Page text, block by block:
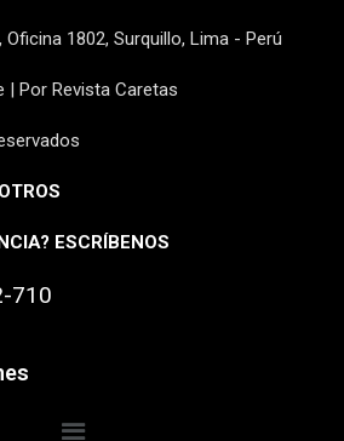
Oficina 1802, Surquillo, Lima - Perú
Por Revista Caretas
ESCRÍBENOS
710